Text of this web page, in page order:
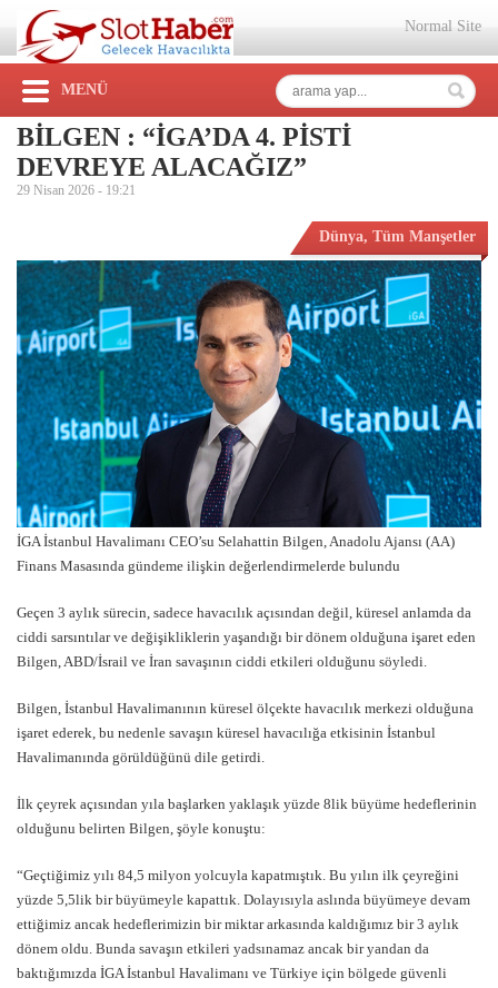
Normal Site
MENÜ
BİLGEN : “İGA’DA 4. PİSTİ
DEVREYE ALACAĞIZ”
29 Nisan 2026 - 19:21
Dünya, Tüm Manşetler
İGA İstanbul Havalimanı CEO’su Selahattin Bilgen, Anadolu Ajansı (AA)
Finans Masasında gündeme ilişkin değerlendirmelerde bulundu
Geçen 3 aylık sürecin, sadece havacılık açısından değil, küresel anlamda da
ciddi sarsıntılar ve değişikliklerin yaşandığı bir dönem olduğuna işaret eden
Bilgen, ABD/İsrail ve İran savaşının ciddi etkileri olduğunu söyledi.
Bilgen, İstanbul Havalimanının küresel ölçekte havacılık merkezi olduğuna
işaret ederek, bu nedenle savaşın küresel havacılığa etkisinin İstanbul
Havalimanında görüldüğünü dile getirdi.
İlk çeyrek açısından yıla başlarken yaklaşık yüzde 8lik büyüme hedeflerinin
olduğunu belirten Bilgen, şöyle konuştu:
“Geçtiğimiz yılı 84,5 milyon yolcuyla kapatmıştık. Bu yılın ilk çeyreğini
yüzde 5,5lik bir büyümeyle kapattık. Dolayısıyla aslında büyümeye devam
ettiğimiz ancak hedeflerimizin bir miktar arkasında kaldığımız bir 3 aylık
dönem oldu. Bunda savaşın etkileri yadsınamaz ancak bir yandan da
baktığımızda İGA İstanbul Havalimanı ve Türkiye için bölgede güvenli